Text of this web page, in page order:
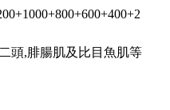
頭,腓腸肌及比目魚肌等